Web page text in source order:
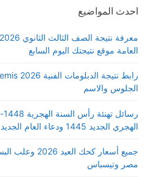
احدث المواضيع
العامة موقع نتيجتك اليوم السابع
الجلوس والاسم
الهجري الجديد 1445 ودعاء العام الجديد
جميع أسعار
مصر وتيسباس